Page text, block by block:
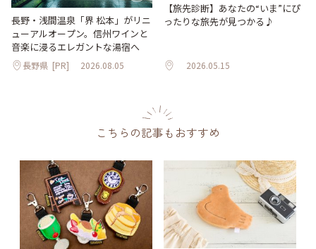
長野・浅間温泉「界 松本」がリニ
ューアルオープン。信州ワインと
音楽に浸るエレガントな湯宿へ
長野県 [PR] 2026.08.05
【旅先診断】あなたの“いま”にぴ
ったりな旅先が見つかる♪
2026.05.15
こちらの記事もおすすめ